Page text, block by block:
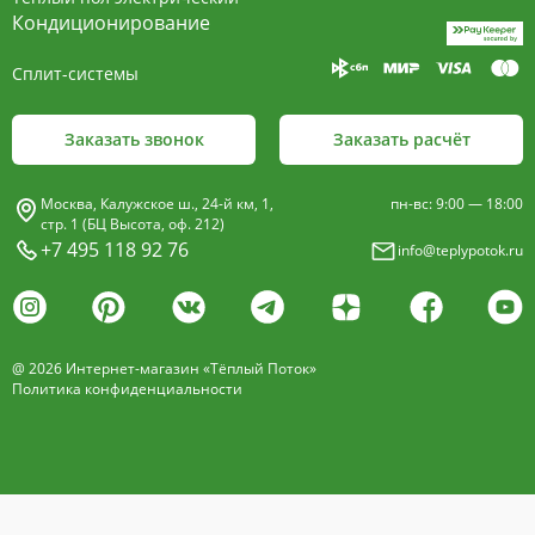
пластины, покрыт износостойким порошковым
покрытием чёрного цвета.
- изготавливается двух типов: рулонная и
анодированный алюминий четырёх цветов -
золото, бронза, чёрный, серебро (без доплат)
дерево – дуб натуральный
нержавеющая сталь
Кондиционирование
Сплит-системы
Заказать звонок Заказать расчёт
Москва, Калужское ш., 24-й км, 1,
стр. 1 (БЦ Высота, оф. 212)
+7 495 118 92 76
пн-вс: 9:00 — 18:00
info@teplypotok.ru
@ 2026 Интернет-магазин «Тёплый Поток»
Политика конфиденциальности